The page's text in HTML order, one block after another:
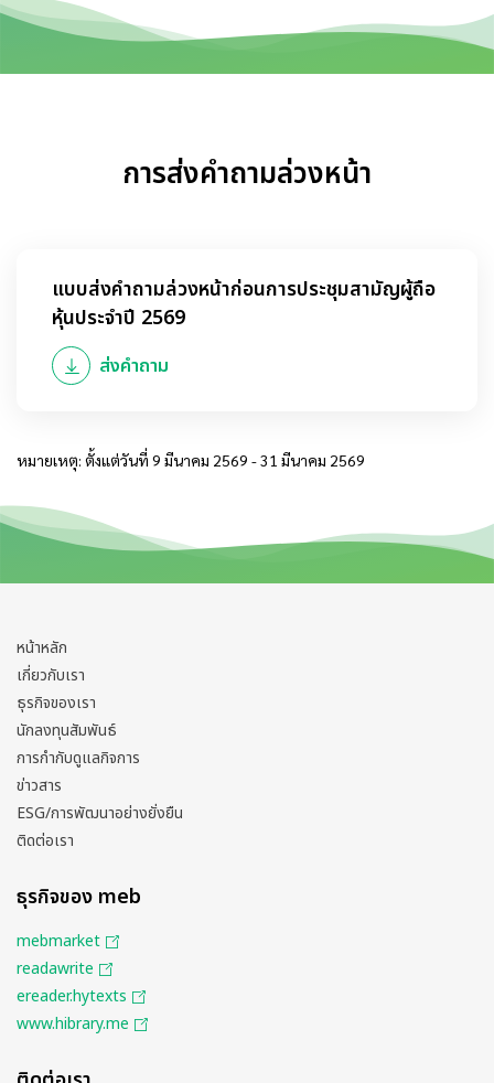
การส่งคำถามล่วงหน้า
แบบส่งคำถามล่วงหน้าก่อนการประชุมสามัญผู้ถือ
หุ้นประจำปี 2569
ส่งคำถาม
หมายเหตุ: ตั้งแต่วันที่ 9 มีนาคม 2569 - 31 มีนาคม 2569
หน้าหลัก
เกี่ยวกับเรา
ธุรกิจของเรา
นักลงทุนสัมพันธ์
การกำกับดูแลกิจการ
ข่าวสาร
ESG/การพัฒนาอย่างยั่งยืน
ติดต่อเรา
ธุรกิจของ meb
mebmarket
readawrite
ereader.hytexts
www.hibrary.me